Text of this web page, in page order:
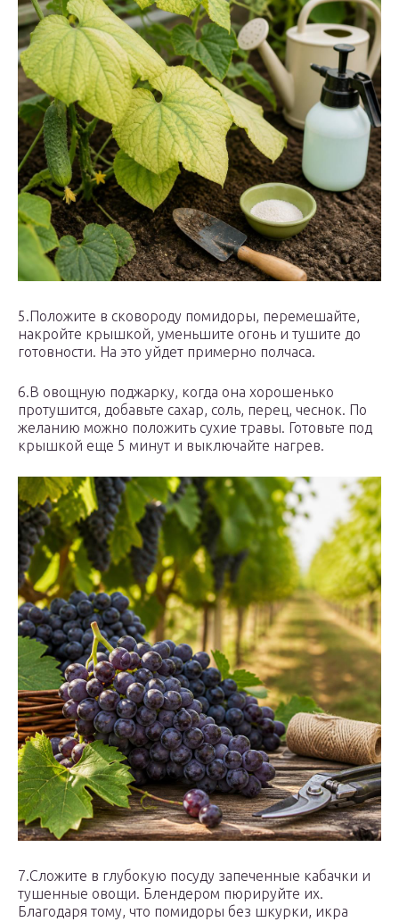
5.Положите в сковороду помидоры, перемешайте,
накройте крышкой, уменьшите огонь и тушите до
готовности. На это уйдет примерно полчаса.
6.В овощную поджарку, когда она хорошенько
протушится, добавьте сахар, соль, перец, чеснок. По
желанию можно положить сухие травы. Готовьте под
крышкой еще 5 минут и выключайте нагрев.
7.Сложите в глубокую посуду запеченные кабачки и
тушенные овощи. Блендером пюрируйте их.
Благодаря тому, что помидоры без шкурки, икра